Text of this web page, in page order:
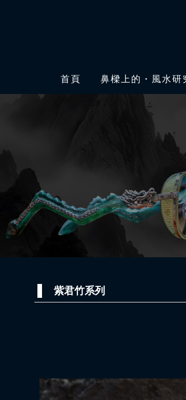
首頁 鼻樑上的・風水研
紫君竹系列